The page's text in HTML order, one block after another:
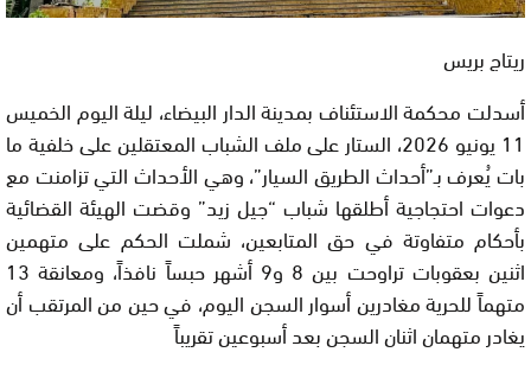
ريتاج بريس
أسدلت محكمة الاستئناف بمدينة الدار البيضاء، ليلة اليوم الخميس
11 يونيو 2026، الستار على ملف الشباب المعتقلين على خلفية ما
بات يُعرف بـ”أحداث الطريق السيار”، وهي الأحداث التي تزامنت مع
دعوات احتجاجية أطلقها شباب “جيل زيد” وقضت الهيئة القضائية
بأحكام متفاوتة في حق المتابعين، شملت الحكم على متهمين
اثنين بعقوبات تراوحت بين 8 و9 أشهر حبساً نافذاً، ومعانقة 13
متهماً للحرية مغادرين أسوار السجن اليوم، في حين من المرتقب أن
يغادر متهمان اثنان السجن بعد أسبوعين تقريباً